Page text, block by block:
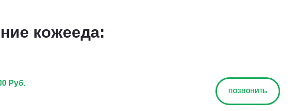
кожееда:
Руб.
ПОЗВОНИТЬ